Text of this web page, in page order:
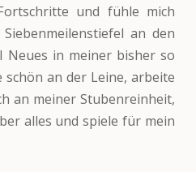
und fühle mich
an den
Neues in meiner bisher so
schön an der Leine, arbeite
an meiner Stubenreinheit,
alles und spiele für mein